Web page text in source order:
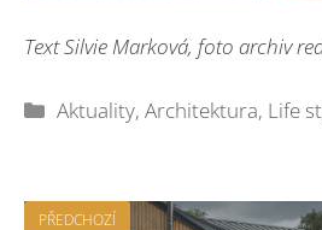
Text Silvie Marková, foto archiv
Rubriky
Aktuality,Architektura, Life
PŘEDCHOZÍ